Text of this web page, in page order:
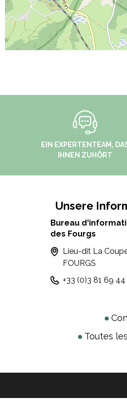
EIN EXPERTENTEAM,
IHNEN ZUHÖRT
Unsere
Bureau
des Fourgs
Lieu-dit La
FOURGS
+33 (0)3 81 69 44
Toutes